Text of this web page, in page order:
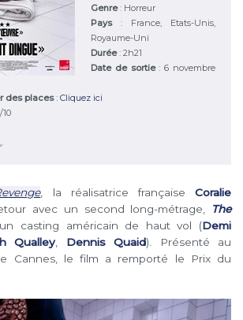
Genre: Horreur
Pays : France, Etats-Unis,
Royaume-Uni
Durée: 2h21
Date de sortie: 6 novembre
des places: Cliquez ici
/10
, la réalisatrice françaiseCoralie
avec un second long-métrage,
The
casting américain de haut vol (Demi
Qualley, Dennis Quaid). Présenté au
Cannes, le film a remporté le Prix du